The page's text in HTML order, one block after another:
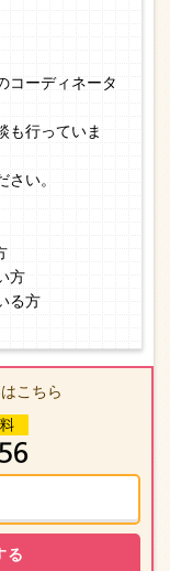
コーディネータ
も行っていま
い。
方
る方
こちら
る